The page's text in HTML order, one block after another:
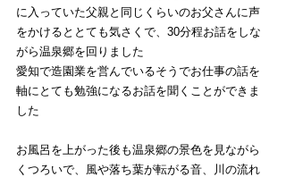
に入っていた父親と同じくらいのお父さんに声
をかけるととても気さくで、30分程お話をしな
がら温泉郷を回りました
愛知で造園業を営んでいるそうでお仕事の話を
軸にとても勉強になるお話を聞くことができま
した
お風呂を上がった後も温泉郷の景色を見ながら
くつろいで、風や落ち葉が転がる音、川の流れ